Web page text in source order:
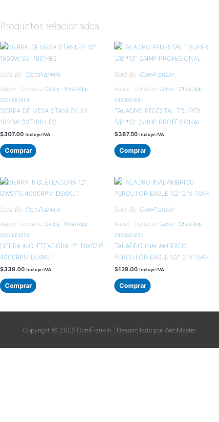
Productos relacionados
Sold By: ComFranklin
Asesor - Contacto: Carlos - WhastApp
0984664654
SIERRA DE MESA STANLEY 10″
1800W SST1801-B3
$307.00 Incluye IVA
Comprar
Sold By: ComFranklin
Asesor - Contacto: Carlos - WhastApp
0984664654
TALADRO PEDESTAL TRUPER
5/8″*13″ 3/4HP PROFESIONAL
$387.50 Incluye IVA
Comprar
Sold By: ComFranklin
Asesor - Contacto: Carlos - WhastApp
0984664654
SIERRA INGLETEADORA 12″ DWS715
4000RPM DEWALT
$338.00 Incluye IVA
Comprar
Sold By: ComFranklin
Asesor - Contacto: Carlos - WhastApp
0984664654
TALADRO INALAMBRICO
PERCUTOR EAGLE 1/2″ 21V 1.5AH
$129.00 Incluye IVA
Comprar
Copyright © 2026 ComFranklin | Desarrollado por WebMaster